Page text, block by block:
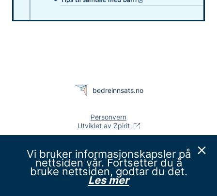
bedreinnsats.no
Personvern
Utviklet av Zpirit
Vi bruker informasjonskapsler på
nettsiden vår. Fortsetter du å
bruke nettsiden, godtar du det.
Les mer